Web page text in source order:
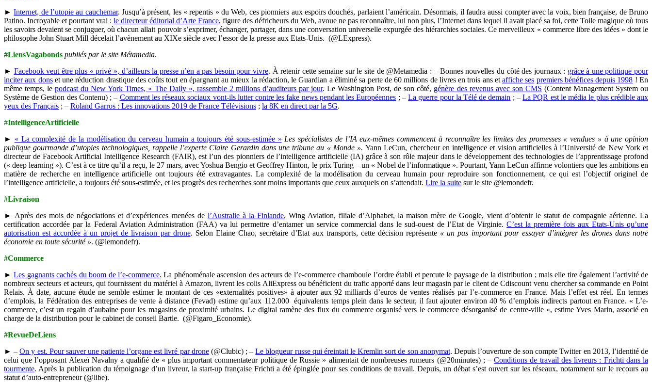
►Internet, de l’utopie au cauchemar. Jusqu’à présent, les « repentis » du Web, ces pionniers aux espoirs douchés, parlaient l’américain. Désormais, il faudra aussi compter avec la voix, bien française, de Bruno
Patino. Incroyable et pourtant vrai : le directeur éditorial d’Arte France, figure des défricheurs du Web, avoue ne pas reconnaître, lui non plus, l’Internet dans lequel il avait placé sa foi, cette Toile magique où tous
les savoirs devaient se conjuguer, où chacun allait pouvoir s’exprimer, échanger, partager, dans une conversation universelle expurgée des hiérarchies sociales. Ce merveilleux « commerce libre des idées » dont le
philosophe John Stuart Mill décelait l’avènement au XIXe siècle avec l’essor de la presse aux Etats-Unis. (@LExpress).
#LiensVagabonds publiés par le site Métamedia.
► Facebook veut être plus « privé », d’ailleurs la presse n’en a pas besoin pour vivre. À retenir cette semaine sur le site de @Metamedia : – Bonnes nouvelles du côté des journaux : grâce à une politique pour
inciter aux donset une réduction drastique des coûts tout en épargnant au mieux la rédaction, le Guardian a éliminé sa perte de 60 millions de livres en trois ans etaffiche ses premiers bénéfices depuis 1998 ! En
même temps, lepodcast du New York Times, « The Daily », rassemble 2 millions d’auditeurs par jour. Le Washington Post, de son côté, génère des revenus avec son CMS (Content Management System ou
Système de Gestion des Contenu) ; – Comment les réseaux sociaux vont-ils lutter contre les fake news pendant les Européennes ; –La guerre pour la Télé de demain ; –La PQR est le média le plus crédible aux
yeux des Français ; – Roland Garros : Les innovations 2019 de France Télévisions ; la 8K en direct par la 5G.
#IntelligenceArtificielle
► « La complexité de la modélisation du cerveau humain a toujours été sous-estimée » Les spécialistes de l’IA eux-mêmes commencent à reconnaître les limites des promesses « vendues » à une opinion
publique gourmande d’utopies technologiques, rappelle l’experte Claire Gerardin dans une tribune au « Monde ».Yann LeCun, chercheur en intelligence et vision artificielles à l’Université de New York et
directeur de Facebook Artificial Intelligence Research (FAIR), est l’un des pionniers de l’intelligence artificielle (IA) grâce à son rôle majeur dans le développement des technologies de l’apprentissage profond
(« deep learning »). C’est à ce titre qu’il a reçu, le 27 mars, avec Yoshua Bengio et Geoffrey Hinton, le prix Turing – un « Nobel de l’informatique ». Pourtant, Yann LeCun affirme volontiers que les ambitions en
matière de recherche en intelligence artificielle ont toujours été extravagantes. La complexité de la modélisation du cerveau humain pour reproduire son fonctionnement, ce qui est l’objectif originel de
l’intelligence artificielle, a toujours été sous-estimée, et les progrès des recherches sont moins importants que ceux auxquels on s’attendait. Lire la suite sur le site @lemondefr.
#Livraison
► Après des mois de négociations et d’expériences menées de l’Australie à la Finlande, Wing Aviation, filiale d’Alphabet, la maison mère de Google, vient d’obtenir le statut de compagnie aérienne. La
certification accordée par la Federal Aviation Administration (FAA) va lui permettre d’entamer un service commercial dans le sud-ouest de l’Etat de Virginie.C’est la première fois aux Etats-Unis qu’une
autorisation est accordée à un projet de livraison par drone. Selon Elaine Chao, secrétaire d’Etat aux transports, cette décision représente « un pas important pour essayer d’intégrer les drones dans notre
économie en toute sécurité ». (@lemondefr).
#Commerce
►Les gagnants cachés du boom de l’e-commerce. La phénoménale ascension des acteurs de l’e-commerce chamboule l’ordre établi et percute le paysage de la distribution ; mais elle tire également l’activité de
nombreux secteurs et acteurs, qui fournissent du matériel à Amazon, livrent les colis AliExpress ou bénéficient du trafic apporté dans leur magasin par le client de Cdiscount venu chercher sa commande en Point
Relais. À date, aucune étude ne semble estimer le montant de ces «externalités positives» à ajouter aux 92 milliards d’euros de ventes réalisés par l’e-commerce en France. Mais l’effet est réel. En termes
d’emplois, la Fédération des entreprises de vente à distance (Fevad) estime qu’aux 112.000 équivalents temps plein dans le secteur, il faut ajouter environ 40 % d’emplois indirects partout en France. « L’e-
commerce, c’est un regain d’aubaine pour les magasins de proximité urbains. Le digital ramène des flux du commerce organisé vers le commerce désorganisé de centre-ville », estime Yves Marin, associé en
charge de la distribution pour le cabinet de conseil Bartle. (@Figaro_Economie).
#RevueDeLiens
► –On y est. Pour sauver une patiente l’organe est livré par drone(@Clubic) ; –Le blogueur russe qui éreintait le Kremlin sort de son anonymat. Depuis l’ouverture de son compte Twitter en 2013, l’identité de
celui que l’opposant Alexeï Navalny a qualifié de « plus important commentateur politique de Russie » alimentait de nombreuses rumeurs (@20minutes) ; –Conditions de travail des livreurs : Frichti dans la
tourmente. Après la publication du témoignage d’un livreur, la start-up française Frichti a été épinglée pour ses conditions de travail. Depuis, un débat s’est ouvert sur les réseaux, notamment sur le recours au
statut d’auto-entrepreneur (@libe).